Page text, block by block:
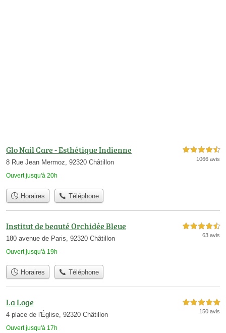
Glo Nail Care - Esthétique Indienne
8 Rue Jean Mermoz, 92320 Châtillon
Ouvert jusqu'à 20h
4,5 étoiles sur 5
1066 avis
Horaires Téléphone
Institut de beauté Orchidée Bleue
180 avenue de Paris, 92320 Châtillon
Ouvert jusqu'à 19h
4,5 étoiles sur 5
63 avis
Horaires Téléphone
La Loge
4 place de l'Église, 92320 Châtillon
Ouvert jusqu'à 17h
5,0 étoiles sur 5
150 avis